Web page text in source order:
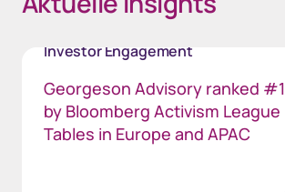
Investor Engagement
Georgeson Advisory ranked #1
by Bloomberg Activism League
Tables in Europe and APAC